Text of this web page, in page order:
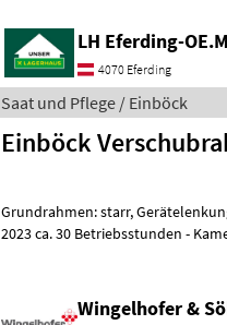
LH Eferding-
4070 Eferding
Saat und Pflege / Einböck
Einböck
Grundrahmen: starr,
2023 ca. 30 Betriebsstunden - Kameralenkung für Reihenhackgerät, für
Wingelhofer &